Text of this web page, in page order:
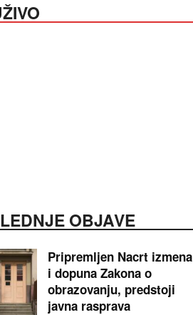
OBJAVE
Pripremljen Nacrt izmena
i dopuna Zakona o
obrazovanju, predstoji
javna rasprava